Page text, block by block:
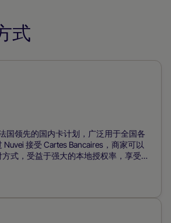
式
国领先的国内卡计划，广泛用于全国各
接受 Cartes Bancaires，商家可以
式，受益于强大的本地授权率，享受比
划费用，并通过一个统一的平台有效地管